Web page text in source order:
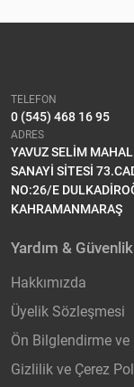
TELEFON
0 (545) 468 16 95
ADRES
YAVUZ SELİM
SANAYİ SİTESİ
NO:26/E
KAHRAMANMARAŞ
Yardım & Güvenlik
Hakkımızda
Üyelik Sözleşmesi
Ön Bilglendirme
Gizlilik ve Çerez